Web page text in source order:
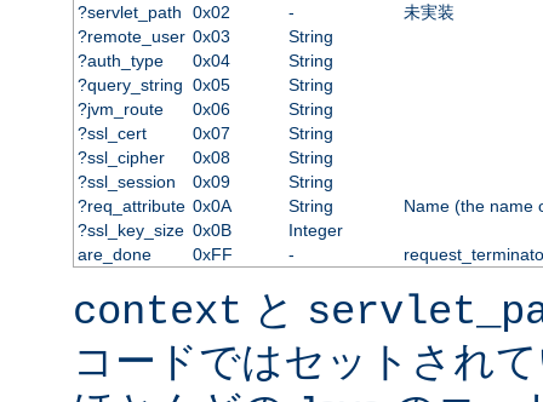
?servlet_path
0x02 -
未実装
?remote_user 0x03
String
?auth_type
0x04
String
?query_string 0x05
String
?jvm_route
0x06
String
?ssl_cert
0x07
String
?ssl_cipher
0x08
String
?ssl_session
0x09
String
?req_attribute 0x0A String
Name (the name
?ssl_key_size 0x0B
Integer
are_done
0xFF -
context と
コードではセットされ